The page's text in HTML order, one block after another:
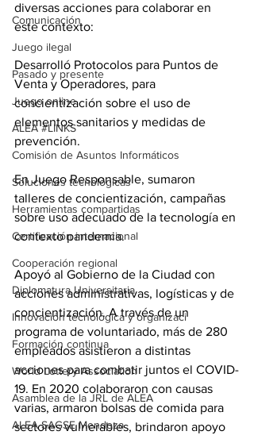
Comunicación
Juego ilegal
Pasado y presente
Juego online
ALEA #LINKS
Comisión de Asuntos Informáticos
Soluciones tecnológicas
Herramientas compartidas
Certificación internacional
Cooperación regional
Diplomatura Universitaria
Innovación tecnológica y organizaci
Formación continua
World Lottery Association
Asamblea de la JRL de ALEA
ALEA SAGSE Mendoza
diversas acciones para colaborar en
este contexto:
Desarrolló Protocolos para Puntos de
Venta y Operadores, para
concientización sobre el uso de
elementos sanitarios y medidas de
prevención.
En Juego Responsable, sumaron
talleres de concientización, campañas
sobre uso adecuado de la tecnología en
contexto pandemia.
Apoyó al Gobierno de la Ciudad con
acciones administrativas, logísticas y de
concientización. A través de un
programa de voluntariado, más de 280
empleados asistieron a distintas
acciones para combatir juntos el COVID-
19. En 2020 colaboraron con causas
varias, armaron bolsas de comida para
sectores vulnerables, brindaron apoyo